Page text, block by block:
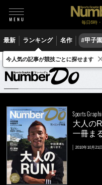
毎日6時
最新 ランキング 名作 #甲子園
雑誌 Number Do 2010
Sports
大人の
一冊ま
2010年10月21
今人気の記事が競技ごとに探せます